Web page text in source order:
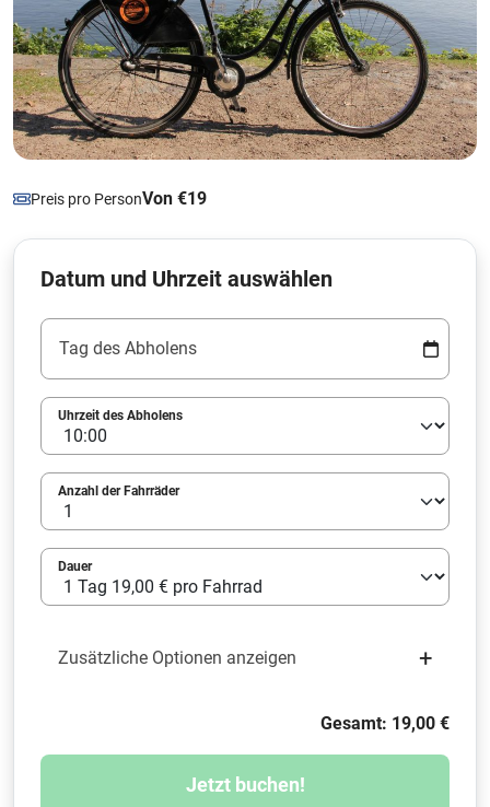
Preis pro PersonVon €19
Datum und Uhrzeit auswählen
Tag des Abholens
Uhrzeit des Abholens
Anzahl der Fahrräder
Dauer
Zusätzliche Optionen anzeigen +
Gesamt: 19,00 €
Jetzt buchen!